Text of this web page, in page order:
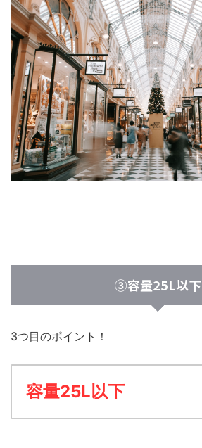
③容量25L以下
3つ目のポイント！
容量25L以下